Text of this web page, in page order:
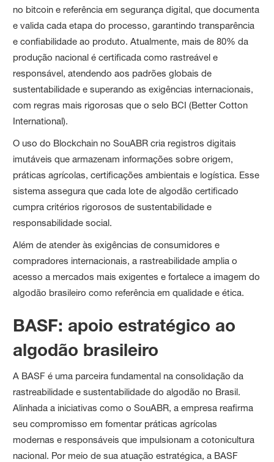
no bitcoin e referência em segurança digital, que documenta
e valida cada etapa do processo, garantindo transparência
e confiabilidade ao produto. Atualmente, mais de 80% da
produção nacional é certificada como rastreável e
responsável, atendendo aos padrões globais de
sustentabilidade e superando as exigências internacionais,
com regras mais rigorosas que o selo BCI (Better Cotton
International).
O uso do Blockchain no SouABR cria registros digitais
imutáveis que armazenam informações sobre origem,
práticas agrícolas, certificações ambientais e logística. Esse
sistema assegura que cada lote de algodão certificado
cumpra critérios rigorosos de sustentabilidade e
responsabilidade social.
Além de atender às exigências de consumidores e
compradores internacionais, a rastreabilidade amplia o
acesso a mercados mais exigentes e fortalece a imagem do
algodão brasileiro como referência em qualidade e ética.
BASF: apoio estratégico ao
algodão brasileiro
A BASF é uma parceira fundamental na consolidação da
rastreabilidade e sustentabilidade do algodão no Brasil.
Alinhada a iniciativas como o SouABR, a empresa reafirma
seu compromisso em fomentar práticas agrícolas
modernas e responsáveis que impulsionam a cotonicultura
nacional. Por meio de sua atuação estratégica, a BASF